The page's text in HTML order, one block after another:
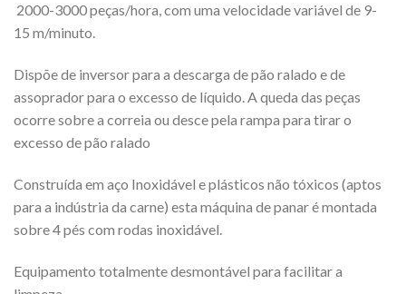
2000-3000 peças/hora, com uma velocidade variável de 9-
15 m/minuto.
Dispõe de inversor para a descarga de pão ralado e de
assoprador para o excesso de líquido. A queda das peças
ocorre sobre a correia ou desce pela rampa para tirar o
excesso de pão ralado
Construída em aço Inoxidável e plásticos não tóxicos (aptos
para a indústria da carne) esta máquina de panar é montada
sobre 4 pés com rodas inoxidável.
Equipamento totalmente desmontável para facilitar a